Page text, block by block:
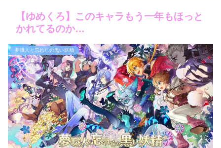
【ゆめくろ】このキャラもう一年もほっと
かれてるのか…
夢職人と忘れじの黒い妖精